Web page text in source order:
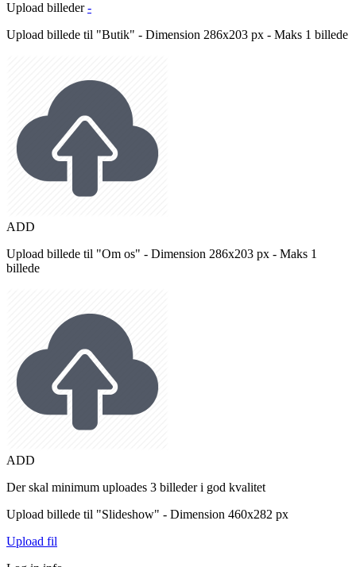
Upload billeder -
Upload billede til "Butik" - Dimension 286x203 px - Maks 1 billede
ADD
Upload billede til "Om os" - Dimension 286x203 px - Maks 1
billede
ADD
Der skal minimum uploades 3 billeder i god kvalitet
Upload billede til "Slideshow" - Dimension 460x282 px
Upload fil